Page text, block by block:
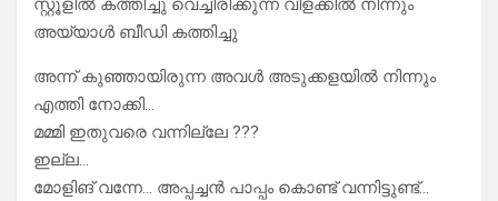
സ്റ്റൂളിൽ കത്തിച്ചു വെച്ചിരിക്കുന്ന വിളക്കിൽ നിന്നും
അയ്യാൾ ബീഡി കത്തിച്ചു
അന്ന് കുഞ്ഞായിരുന്ന അവൾ അടുക്കളയിൽ നിന്നും
എത്തി നോക്കി…
മമ്മി ഇതുവരെ വന്നില്ലേ ???
ഇല്ല…
മോളിങ്‌ വന്നേ… അപ്പച്ചൻ പാപ്പം കൊണ്ട് വന്നിട്ടുണ്ട്…